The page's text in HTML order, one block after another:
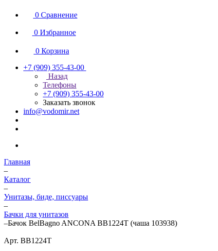
0 Сравнение
0 Избранное
0 Корзина
+7 (909) 355-43-00
Назад
Телефоны
+7 (909) 355-43-00
Заказать звонок
info@vodomir.net
Главная
–
Каталог
–
Унитазы, биде, писсуары
–
Бачки для унитазов
–Бачок BelBagno ANCONA BB1224T (чаша 103938)
Арт. BB1224T